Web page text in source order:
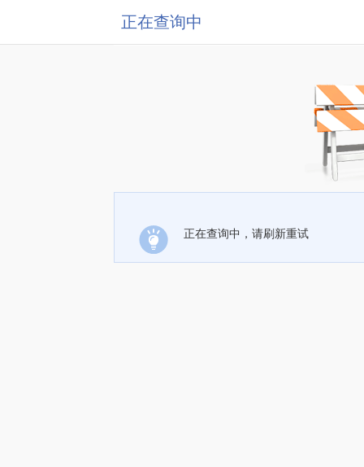
正在查询中
正在查询中，请刷新重试